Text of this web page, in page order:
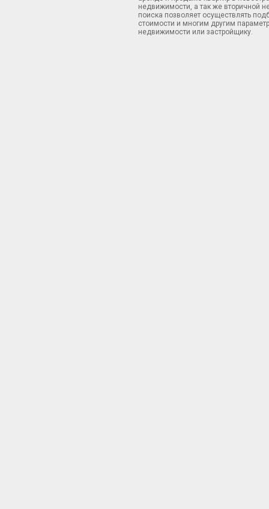
недвижимости, а так же вторичной
поиска позволяет осуществлять
стоимости и многим другим
недвижимости или застройщику.